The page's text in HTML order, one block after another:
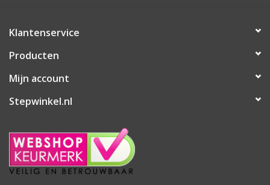
Klantenservice
Producten
Mijn account
Stepwinkel.nl